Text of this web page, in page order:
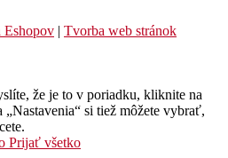
Eshopov | Tvorba web stránok
že je to v poriadku, kliknite na
si tiež môžete vybrať,
Prijať všetko